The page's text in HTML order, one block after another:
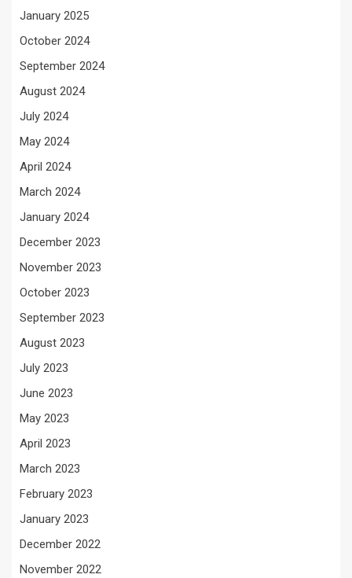
January 2025
October 2024
September 2024
August 2024
July 2024
May 2024
April 2024
March 2024
January 2024
December 2023
November 2023
October 2023
September 2023
August 2023
July 2023
June 2023
May 2023
April 2023
March 2023
February 2023
January 2023
December 2022
November 2022